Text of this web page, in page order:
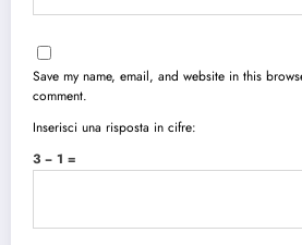
Save my name, email, and website in this
comment.
Inserisci una risposta in cifre:
3 − 1 =